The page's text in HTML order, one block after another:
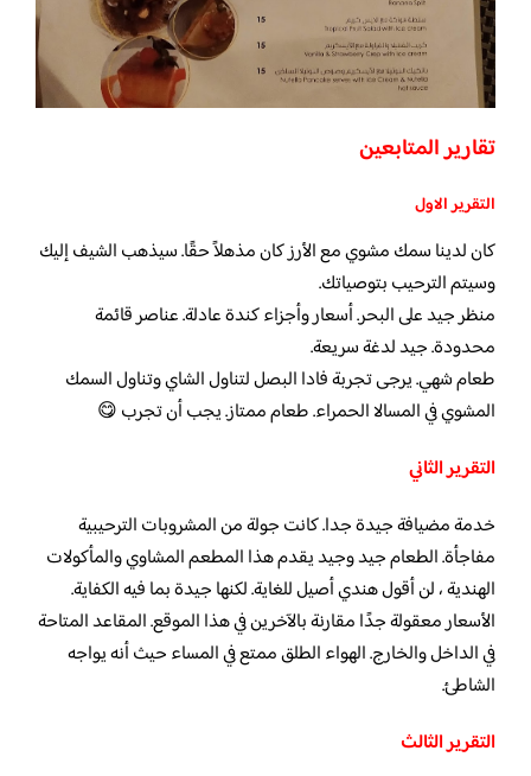
تقارير المتابعين
التقرير الاول
كان لدينا سمك مشوي مع الأرز كان مذهلاً حقًا. سيذهب الشيف إليك
وسيتم الترحيب بتوصياتك.
منظر جيد على البحر. أسعار وأجزاء كندة عادلة. عناصر قائمة
محدودة. جيد لدغة سريعة.
طعام شهي. يرجى تجربة فادا البصل لتناول الشاي وتناول السمك
المشوي في المسالا الحمراء. طعام ممتاز. يجب أن تجرب 😋
التقرير الثاني
خدمة مضيافة جيدة جدا. كانت جولة من المشروبات الترحيبية
مفاجأة. الطعام جيد وجيد يقدم هذا المطعم المشاوي والمأكولات
الهندية ، لن أقول هندي أصيل للغاية. لكنها جيدة بما فيه الكفاية.
الأسعار معقولة جدًا مقارنة بالآخرين في هذا الموقع. المقاعد المتاحة
في الداخل والخارج. الهواء الطلق ممتع في المساء حيث أنه يواجه
الشاطئ.
التقرير الثالث